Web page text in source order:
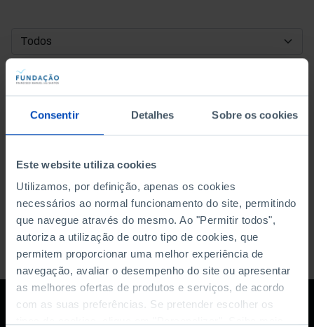
Consentir Detalhes Sobre os cookies
Este website utiliza cookies
Utilizamos, por definição, apenas os cookies
necessários ao normal funcionamento do site, permitindo
que navegue através do mesmo. Ao "Permitir todos",
autoriza a utilização de outro tipo de cookies, que
permitem proporcionar uma melhor experiência de
navegação, avaliar o desempenho do site ou apresentar
as melhores ofertas de produtos e serviços, de acordo
com as suas preferências. Se pretender escolher os
DATA DE INÍCIO
DATA DE FIM